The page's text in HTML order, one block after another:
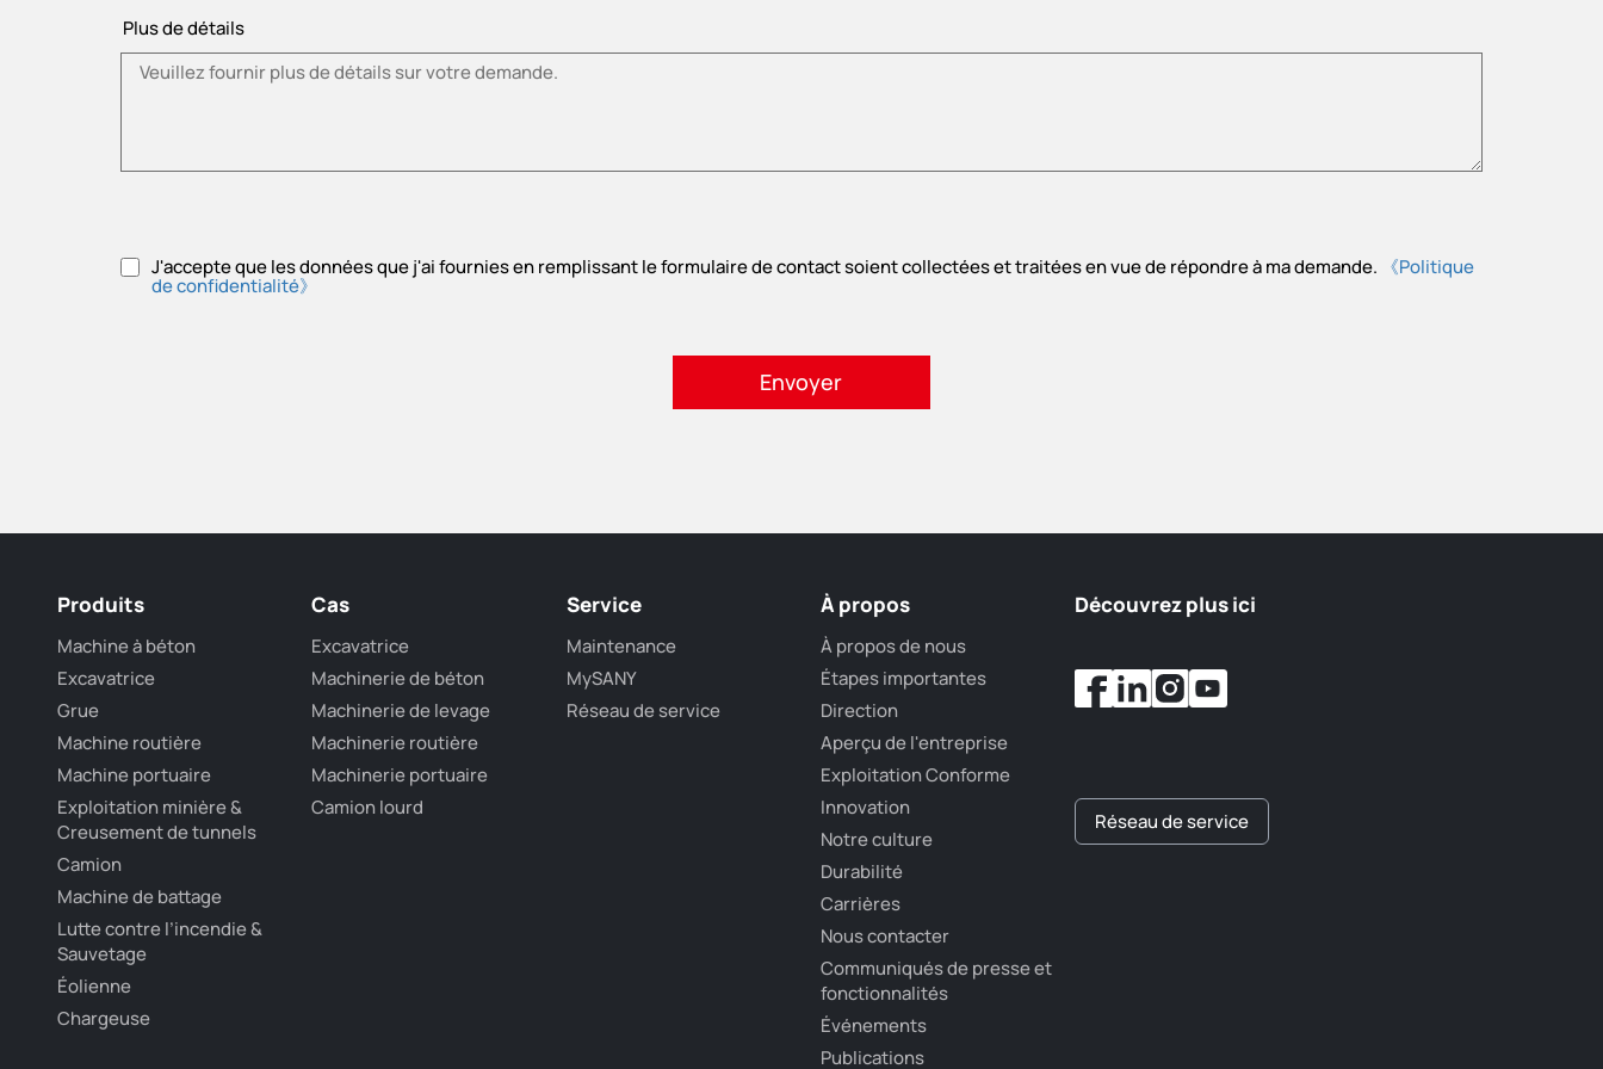
Plus de détails
J'accepte que les données que j'ai fournies en remplissant le formulaire de contact soient collectées et traitées en vue de répondre à ma demande. 《Politique
de confidentialité》
Produits
Machine à béton
Excavatrice
Grue
Machine routière
Machine portuaire
Exploitation minière &
Creusement de tunnels
Camion
Machine de battage
Lutte contre l’incendie &
Sauvetage
Éolienne
Chargeuse
Cas
Excavatrice
Machinerie de béton
Machinerie de levage
Machinerie routière
Machinerie portuaire
Camion lourd
Service
Maintenance
MySANY
Réseau de service
À propos
À propos de nous
Étapes importantes
Direction
Aperçu de l'entreprise
Exploitation Conforme
Innovation
Notre culture
Durabilité
Carrières
Nous contacter
Communiqués de presse et
fonctionnalités
Événements
Publications
Découvrez plus ici
Réseau de service